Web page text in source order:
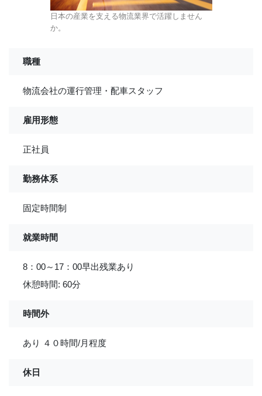
日本の産業を支える物流業界で活躍しません
か。
職種
物流会社の運行管理・配車スタッフ
雇用形態
正社員
勤務体系
固定時間制
就業時間
8：00～17：00早出残業あり
休憩時間: 60分
時間外
あり ４０時間/月程度
休日